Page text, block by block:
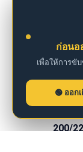
ก่อนอ
เพื่อให้การขั
ออก
200/